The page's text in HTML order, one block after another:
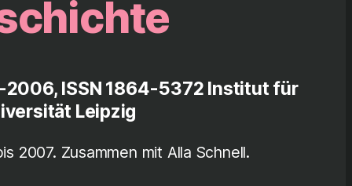
ISSN 1864-5372 Institut für
Leipzig
2007. Zusammen mit Alla Schnell.